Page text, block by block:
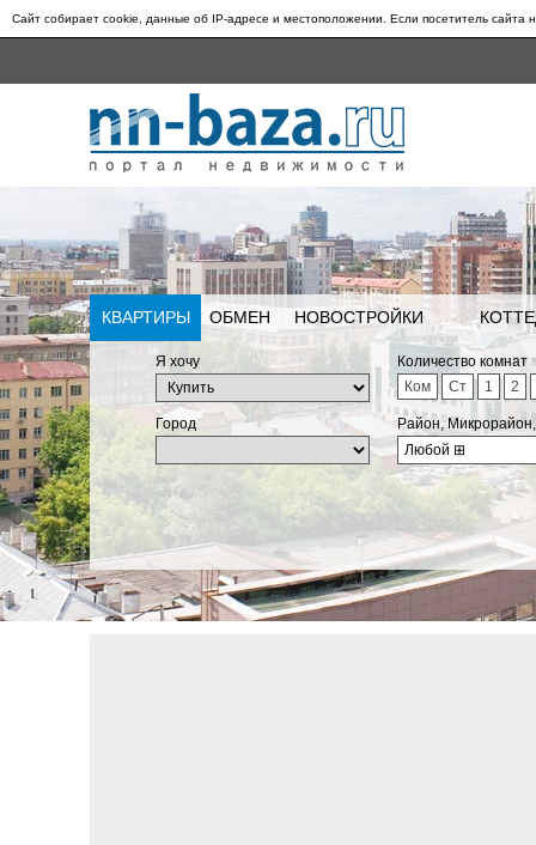
Сайт собирает cookie, данные об IP-адресе и местоположении. Если посетитель сайта
КВАРТИРЫ ОБМЕН НОВОСТРОЙКИ
Я хочу
Количество комнат
Ком
Ст 1 2
Город
Район,
Любой ⊞